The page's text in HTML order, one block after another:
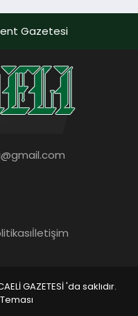
sistemlerinin
Enerji
modern yaşam
estetik ile bulu
Gazetesi
İletişim
GAZETESİ 'da saklıdır.